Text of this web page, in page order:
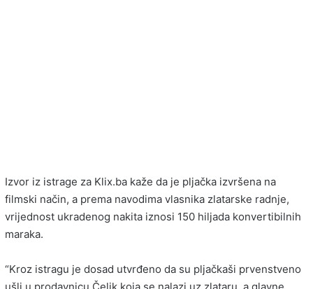
Izvor iz istrage za Klix.ba kaže da je pljačka izvršena na
filmski način, a prema navodima vlasnika zlatarske radnje,
vrijednost ukradenog nakita iznosi 150 hiljada konvertibilnih
maraka.
“Kroz istragu je dosad utvrđeno da su pljačkaši prvenstveno
ušli u prodavnicu Čelik koja se nalazi uz zlataru, a glavne